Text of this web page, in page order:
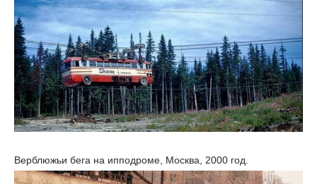
Верблюжьи бега на ипподроме, Москва, 2000 год.